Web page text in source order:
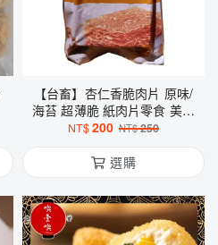
【台畜】杏仁香脆肉片 原味/
海苔 超薄脆 紙肉片零食 美食
伴手禮 團購
NT$200 NT$250
選購